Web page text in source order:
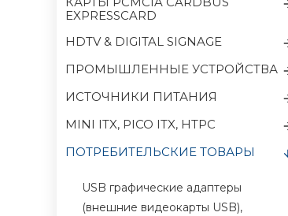
EXPRESSCARD
HDTV & DIGITAL SIGNAGE
ПРОМЫШЛЕННЫЕ УСТРОЙСТВА
ИСТОЧНИКИ ПИТАНИЯ
MINI ITX, PICO ITX, HTPC
ПОТРЕБИТЕЛЬСКИЕ ТОВАРЫ
USB графические адаптеры
(внешние видеокарты USB),